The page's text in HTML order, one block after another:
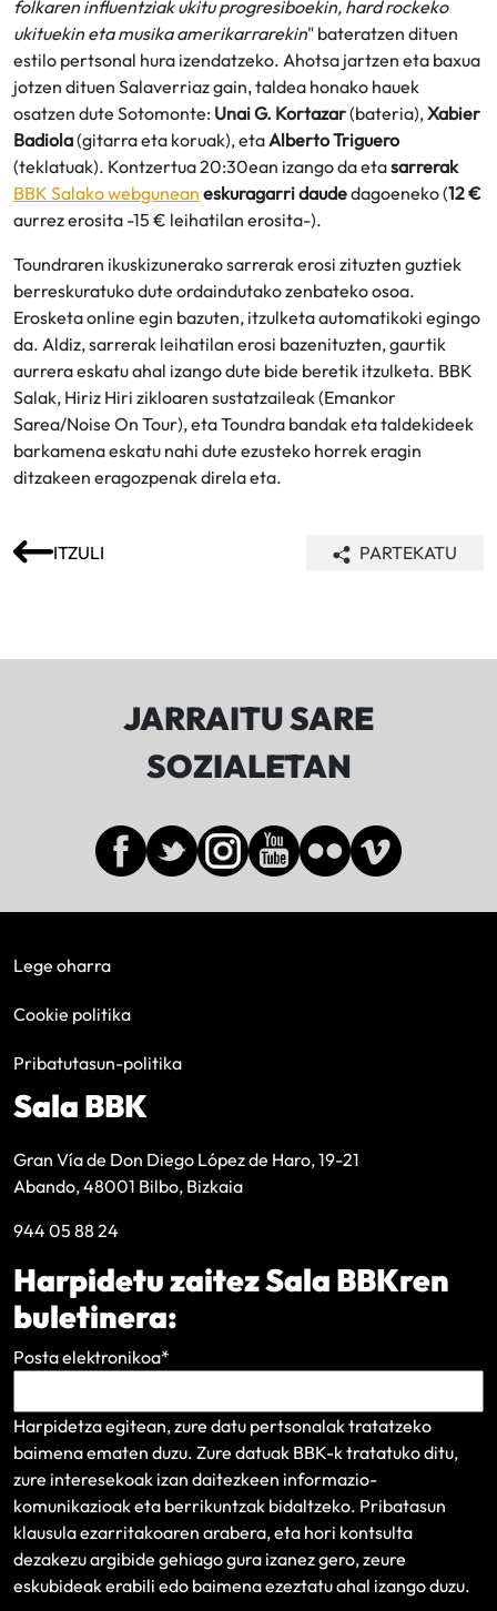
folkaren influentziak ukitu progresiboekin, hard rockeko
ukituekin eta musika amerikarrarekin" bateratzen dituen
estilo pertsonal hura izendatzeko. Ahotsa jartzen eta baxua
jotzen dituen Salaverriaz gain, taldea honako hauek
osatzen dute Sotomonte: Unai G. Kortazar(bateria),Xabier
Badiola(gitarra eta koruak), eta Alberto Triguero
(teklatuak). Kontzertua 20:30ean izango da etasarrerak
BBK Salako webgunean eskuragarri daudedagoeneko (12 €
aurrez erosita -15 € leihatilan erosita-).
Toundraren ikuskizunerako sarrerak erosi zituzten guztiek
berreskuratuko dute ordaindutako zenbateko osoa.
Erosketa online egin bazuten, itzulketa automatikoki egingo
da. Aldiz, sarrerak leihatilan erosi bazenituzten, gaurtik
aurrera eskatu ahal izango dute bide beretik itzulketa. BBK
Salak, Hiriz Hiri zikloaren sustatzaileak (Emankor
Sarea/Noise On Tour), eta Toundra bandak eta taldekideek
barkamena eskatu nahi dute ezusteko horrek eragin
ditzakeen eragozpenak direla eta.
ITZULI PARTEKATU
JARRAITU SARE
SOZIALETAN
Lege oharra
Cookie politika
Pribatutasun-politika
Sala BBK
Gran Vía de Don Diego López de Haro, 19-21
Abando, 48001 Bilbo, Bizkaia
944 05 88 24
Harpidetu zaitez Sala BBKren
buletinera:
Posta elektronikoa*
Harpidetza egitean, zure datu pertsonalak tratatzeko
baimena ematen duzu. Zure datuak BBK-k tratatuko ditu,
zure interesekoak izan daitezkeen informazio-
komunikazioak eta berrikuntzak bidaltzeko. Pribatasun
klausulaezarritakoaren arabera, eta hori kontsulta
dezakezu argibide gehiago gura izanez gero, zeure
eskubideak erabili edo baimena ezeztatu ahal izango duzu.